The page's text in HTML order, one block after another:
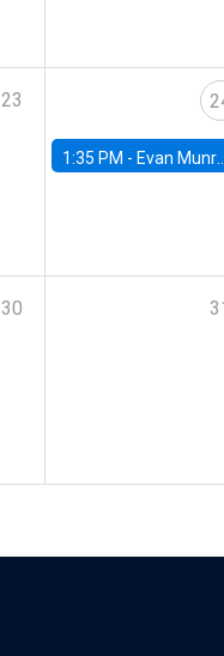
23
1:35 PM - Evan Munro, Neyman Visiting Assistant Professor in the Department of Statistics at UC Berkeley
30